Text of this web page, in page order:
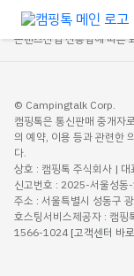
회사소개법적고지개인정보
콘텐츠산업 진흥법에 따른
© Campingtalk Corp.
캠핑톡은 통신판매 중개자
의 예약, 이용 등과 관련한
다.
상호 : 캠핑톡 주식회사 |
신고번호 : 2025-서울성동
주소 : 서울특별시 성동구
호스팅서비스제공자 : 캠
1566-1024 [고객센터 바